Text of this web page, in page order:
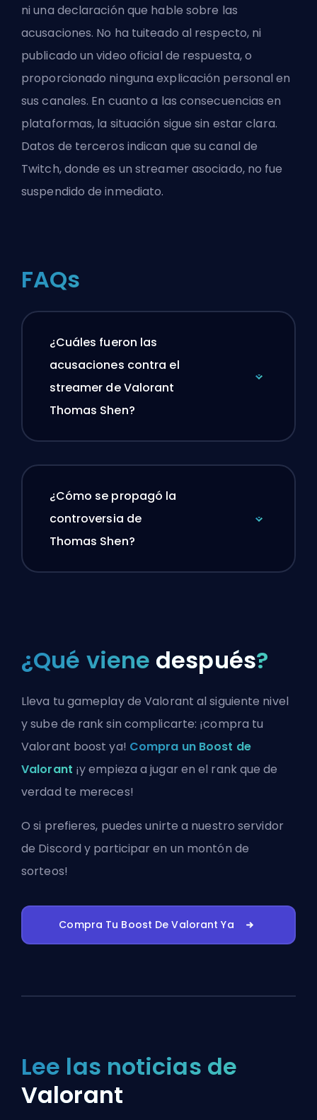
ni una declaración que hable sobre las
acusaciones. No ha tuiteado al respecto, ni
publicado un video oficial de respuesta, o
proporcionado ninguna explicación personal en
sus canales. En cuanto a las consecuencias en
plataformas, la situación sigue sin estar clara.
Datos de terceros indican que su canal de
Twitch, donde es un streamer asociado, no fue
suspendido de inmediato.
FAQs
¿Cuáles fueron las
acusaciones contra el
streamer de Valorant
Thomas Shen?
¿Cómo se propagó la
controversia de
Thomas Shen?
¿Qué viene después?
Lleva tu gameplay de Valorant al siguiente nivel
y sube de rank sin complicarte: ¡compra tu
Valorant boost ya! Compra un Boost de
Valorant ¡y empieza a jugar en el rank que de
verdad te mereces!
O si prefieres, puedesunirte a nuestro servidor
de Discord y participar en un montón de
sorteos!
Compra Tu Boost De Valorant Ya
Lee las noticias de
Valorant